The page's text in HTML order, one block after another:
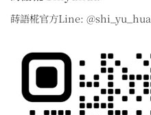
蒔語椛官方Line: @shi_yu_hua